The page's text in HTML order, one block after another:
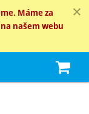
Máme za
našem webu